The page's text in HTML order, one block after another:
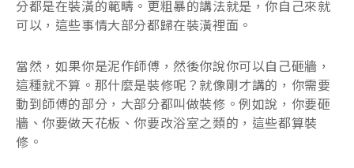
分都是在裝潢的範疇。更粗暴的講法就是，你自己來就
可以，這些事情大部分都歸在裝潢裡面。
當然，如果你是泥作師傅，然後你說你可以自己砸牆，
這種就不算。那什麼是裝修呢？就像剛才講的，你需要
動到師傅的部分，大部分都叫做裝修。例如說，你要砸
牆、你要做天花板、你要改浴室之類的，這些都算裝
修。